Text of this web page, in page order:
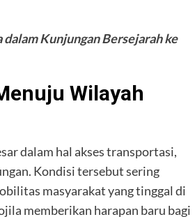
Kunjungan Bersejarah ke
Wilayah
dalam hal akses transportasi,
Kondisi tersebut sering
masyarakat yang tinggal di
memberikan harapan baru bagi